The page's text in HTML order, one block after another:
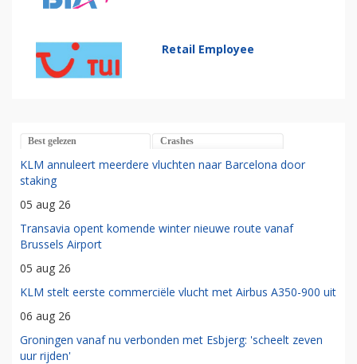
Retail Employee
Best gelezen Crashes
KLM annuleert meerdere vluchten naar Barcelona door
staking
05 aug 26
Transavia opent komende winter nieuwe route vanaf
Brussels Airport
05 aug 26
KLM stelt eerste commerciële vlucht met Airbus A350-900 uit
06 aug 26
Groningen vanaf nu verbonden met Esbjerg: 'scheelt zeven
uur rijden'